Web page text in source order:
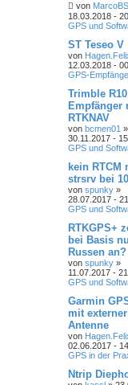
von MarcoBS
18.03.2018 -
GPS und
ST Teseo V
von
12.03.2018 -
GPS-
Trimble R10
Empfänger
RTKNAV
von bcmen01 »
30.11.2017 -
GPS und
kein RTCM
strsrv bei
von spunky »
28.07.2017 -
GPS und
RTKGPS+
bei Basis
Russen an?
von spunky »
11.07.2017 -
GPS und
Garmin
mit externer
Antenne
von
02.06.2017 -
GPS in der
Ntrip